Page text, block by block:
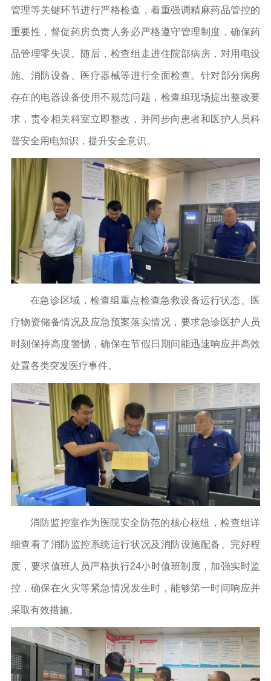
管理等关键环节进行严格检查，着重强调精麻药品管控的
重要性，督促药房负责人务必严格遵守管理制度，确保药
品管理零失误。随后，检查组走进住院部病房，对用电设
施、消防设备、医疗器械等进行全面检查。针对部分病房
存在的电器设备使用不规范问题，检查组现场提出整改要
求，责令相关科室立即整改，并同步向患者和医护人员科
普安全用电知识，提升安全意识。
在急诊区域，检查组重点检查急救设备运行状态、医
疗物资储备情况及应急预案落实情况，要求急诊医护人员
时刻保持高度警惕，确保在节假日期间能迅速响应并高效
处置各类突发医疗事件。
消防监控室作为医院安全防范的核心枢纽，检查组详
细查看了消防监控系统运行状况及消防设施配备、完好程
度，要求值班人员严格执行24小时值班制度，加强实时监
控，确保在火灾等紧急情况发生时，能够第一时间响应并
采取有效措施。